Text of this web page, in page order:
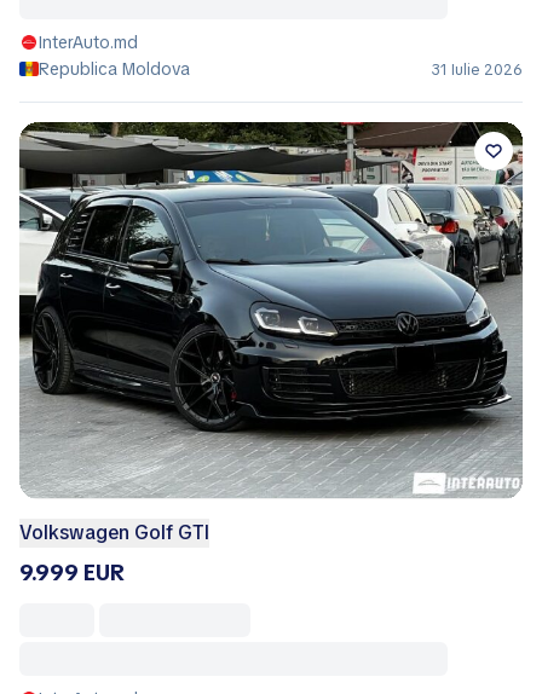
Volkswagen Caddy Maxi
9.499 EUR
InterAuto.md
Republica Moldova
31 Iulie 2026